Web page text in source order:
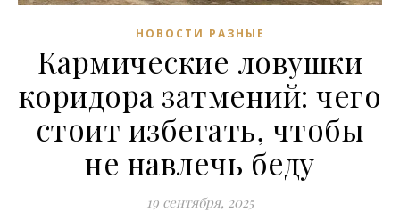
НОВОСТИ РАЗНЫЕ
Кармические ловушки
коридора затмений: чего
стоит избегать, чтобы
не навлечь беду
19 сентября, 2025